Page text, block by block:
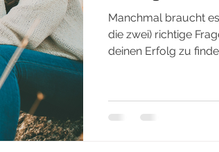
Manchmal braucht
die zwei) richtige
deinen Erfolg zu